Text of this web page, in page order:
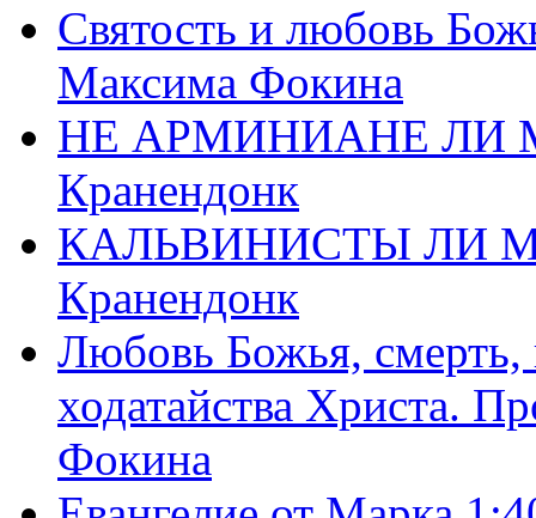
Святость и любовь
Максима Фокина
НЕ АРМИНИАНЕ ЛИ
Кранендонк
КАЛЬВИНИСТЫ ЛИ
Кранендонк
Любовь Божья, смерть,
ходатайства Христа.
Фокина